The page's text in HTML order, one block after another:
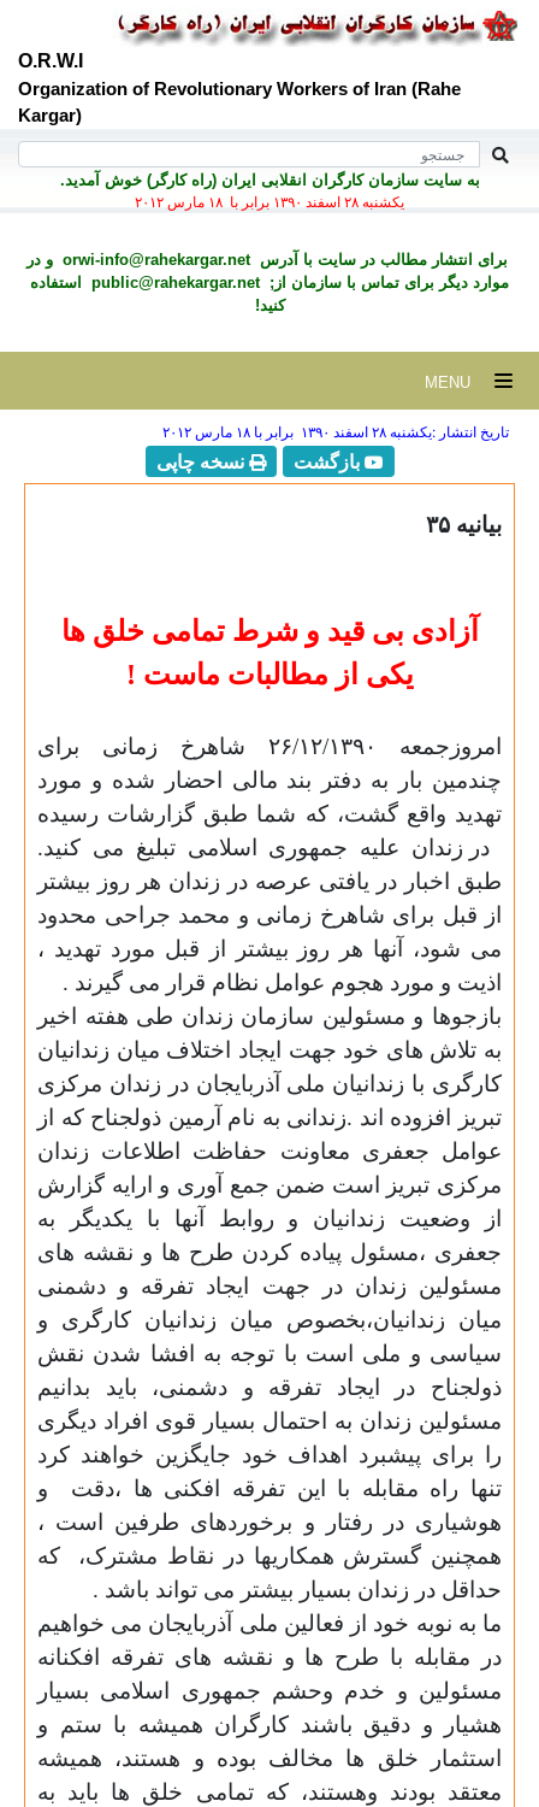
O.R.W.I
Organization of Revolutionary Workers of Iran (Rahe
Kargar)
به سايت سازمان کارگران انقلابی ايران (راه کارگر) خوش آمديد.
يكشنبه ۲۸ اسفند ۱۳۹۰ برابر با ۱۸ مارس ۲۰۱۲
برای انتشار مطالب در سايت با آدرسorwi-info@rahekargar.net و در
موارد ديگر برای تماس با سازمان از;public@rahekargar.net
استفاده
کنید!
تاریخ انتشار :يكشنبه ۲۸ اسفند ۱۳۹۰ برابر با ۱۸ مارس ۲۰۱۲
بازگشت نسخه چاپی
بیانیه ۳۵
آزادی بی قید و شرط تمامی خلق ها
یکی از مطالبات ماست !
امروزجمعه ۲۶/۱۲/۱۳۹۰ شاهرخ زمانی برای
چندمین بار به دفتر بند مالی احضار شده و مورد
تهدید واقع گشت، که شما طبق گزارشات رسیده
در زندان علیه جمهوری اسلامی تبلیغ می کنید.
طبق اخبار در یافتی عرصه در زندان هر روز بیشتر
از قبل برای شاهرخ زمانی و محمد جراحی محدود
می شود، آنها هر روز بیشتر از قبل مورد تهدید ،
اذیت و مورد هجوم عوامل نظام قرار می گیرند .
بازجوها و مسئولین سازمان زندان طی هفته اخیر
به تلاش های خود جهت ایجاد اختلاف میان زندانیان
کارگری با زندانیان ملی آذربایجان در زندان مرکزی
تبریز افزوده اند .زندانی به نام آرمین ذولجناح که از
عوامل جعفری معاونت حفاظت اطلاعات زندان
مرکزی تبریز است ضمن جمع آوری و ارایه گزارش
از وضعیت زندانیان و روابط آنها با یکدیگر به
جعفری ،مسئول پیاده کردن طرح ها و نقشه های
مسئولین زندان در جهت ایجاد تفرقه و دشمنی
میان زندانیان،بخصوص میان زندانیان کارگری و
سیاسی و ملی است با توجه به افشا شدن نقش
ذولجناح در ایجاد تفرقه و دشمنی، باید بدانیم
مسئولین زندان به احتمال بسیار قوی افراد دیگری
را برای پیشبرد اهداف خود جایگزین خواهند کرد
تنها راه مقابله با این تفرقه افکنی ها ،دقت
و
هوشیاری در رفتار و برخوردهای طرفین است ،
همچنین گسترش همکاریها در نقاط مشترک،
که
حداقل در زندان بسیار بیشتر می تواند باشد .
ما به نوبه خود از فعالین ملی آذربایجان می خواهیم
در مقابله با طرح ها و نقشه های تفرقه افکنانه
مسئولین و خدم وحشم جمهوری اسلامی بسیار
هشیار و دقیق باشند کارگران همیشه با ستم و
استثمار خلق ها مخالف بوده و هستند، همیشه
معتقد بودند وهستند، که تمامی خلق ها باید به